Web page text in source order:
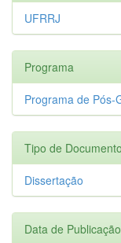
UFRRJ
Programa
Programa de Pós-
Tipo de Documento
Dissertação
Data de Publicação